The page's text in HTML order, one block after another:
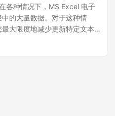
各种情况下，MS Excel 电子
的大量数据。对于这种情
大限度地减少更新特定文本
看看如何在 Java 应用程序中